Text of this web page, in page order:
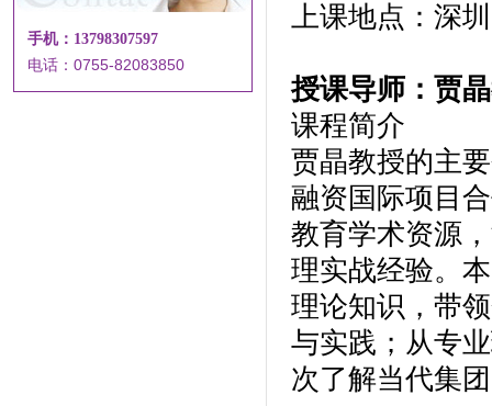
手机：13798307597
电话：0755-82083850
上课地点：深
授课导师：贾
课程简介
贾晶教授的主
融资国际项目
教育学术资源
理实战经验。
理论知识，带
与实践；从专
次了解当代集